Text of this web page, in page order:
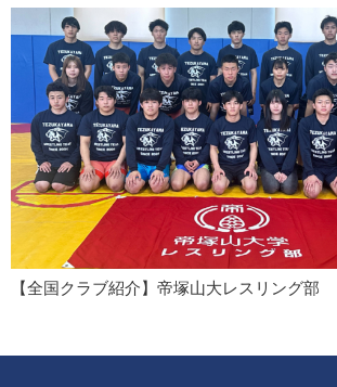
【全国クラブ紹介】帝塚山大レスリング部